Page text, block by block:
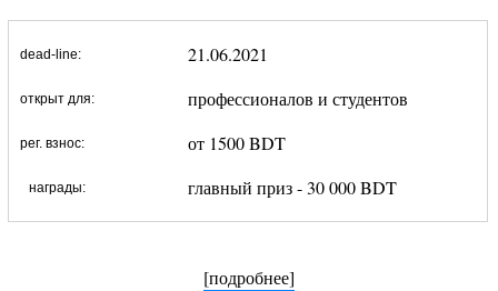
dead-line: 21.06.2021
открыт для: профессионалов и студентов
рег. взнос: от 1500 BDT
награды: главный приз - 30 000 BDT
[подробнее]